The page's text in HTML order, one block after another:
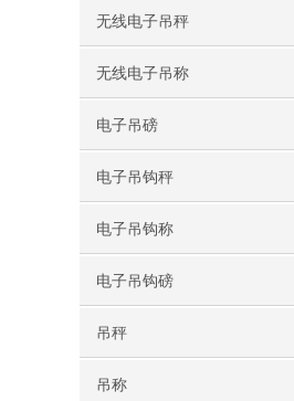
无线电子吊秤
无线电子吊称
电子吊磅
电子吊钩秤
电子吊钩称
电子吊钩磅
吊秤
吊称